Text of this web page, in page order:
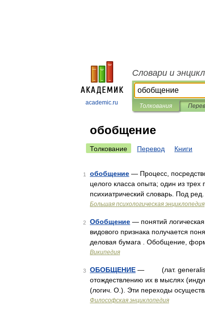
academic.ru
Словари и
Толкования
обобщение
Толкование Перевод Книги
1 обобщение — Процесс,
целого класса опыта; один из
психиатрический словарь. Под
Большая психологическая энциклопедия
2 Обобщение — понятий
видового признака получается
деловая бумага . Обобщение,
Википедия
3 ОБОБЩЕНИЕ — (лат.
отождествлению их в мыслях
(логич. О.). Эти переходы
Философская энциклопедия